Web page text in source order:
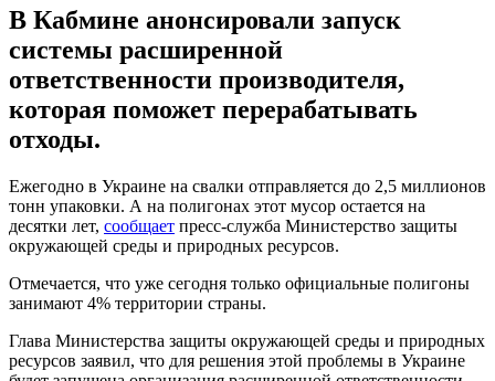
В Кабмине анонсировали запуск
системы расширенной
ответственности производителя,
которая поможет перерабатывать
отходы.
Ежегодно в Украине на свалки отправляется до 2,5 миллионов
тонн упаковки. А на полигонах этот мусор остается на
десятки лет, сообщает пресс-служба Министерство защиты
окружающей среды и природных ресурсов.
Отмечается, что уже сегодня только официальные полигоны
занимают 4% территории страны.
Глава Министерства защиты окружающей среды и природных
ресурсов заявил, что для решения этой проблемы в Украине